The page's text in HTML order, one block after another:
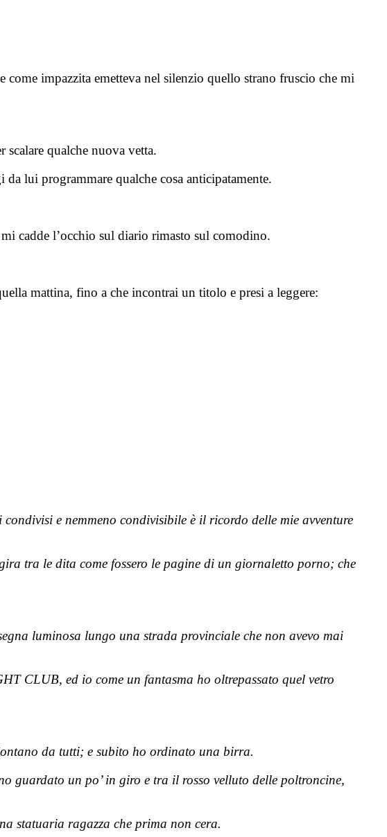
come impazzita emetteva nel silenzio quello strano fruscio che mi
qualche nuova vetta.
lui programmare qualche cosa anticipatamente.
cadde l’occhio sul diario rimasto sul comodino.
mattina, fino a che incontrai un titolo e presi a leggere:
e nemmeno condivisibile è il ricordo delle mie avventure
tra le dita come fossero le pagine di un giornaletto porno; che
luminosa lungo una strada provinciale che non avevo mai
CLUB, ed io come un fantasma ho oltrepassato quel vetro
da tutti; e subito ho ordinato una birra.
guardato un po’ in giro e tra il rosso velluto delle poltroncine,
statuaria ragazza che prima non cera.